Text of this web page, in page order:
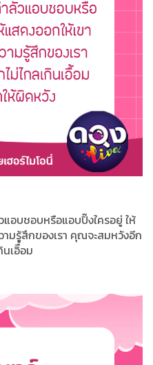
อบชอบหรือแอบปิ๊งใครอยู่ ให้
ามรู้สึกของเรา คุณจะสมหวังอีก
นเอิื้อม